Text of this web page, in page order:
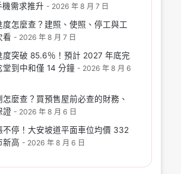
需求推升
2026 年 8 月 7 日
度怎麼查？建照、使照、停工與工
看
2026 年 8 月 7 日
度突破 85.6％！預計 2027 年底完
堂到中和僅 14 分鐘
2026 年 8 月 6
麼查？買預售屋前必查的財務、
證
2026 年 8 月 6 日
不停！大安坡道平面車位均價 332
新高
2026 年 8 月 6 日